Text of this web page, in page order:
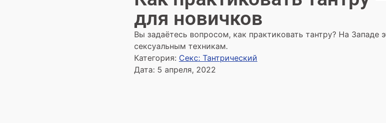
для новичков
Вы задаётесь вопросом, как практиковать тантру? На Западе
сексуальным техникам.
Категория: Секс: Тантрический
Дата: 5 апреля, 2022